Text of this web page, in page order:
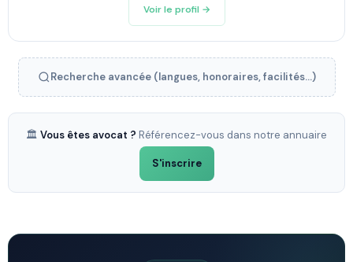
Voir le profil →
Recherche avancée (langues, honoraires, facilités...)
🏛️ Vous êtes avocat ? Référencez-vous dans notre annuaire
S'inscrire